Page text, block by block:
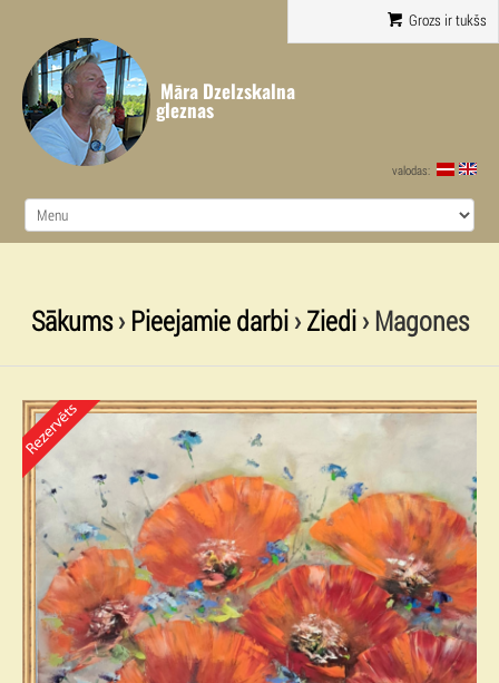
Grozs ir tukšs
Māra Dzelzskalna
gleznas
valodas:
Sākums› Pieejamie darbi›Ziedi› Magones